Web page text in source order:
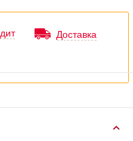
Доставка